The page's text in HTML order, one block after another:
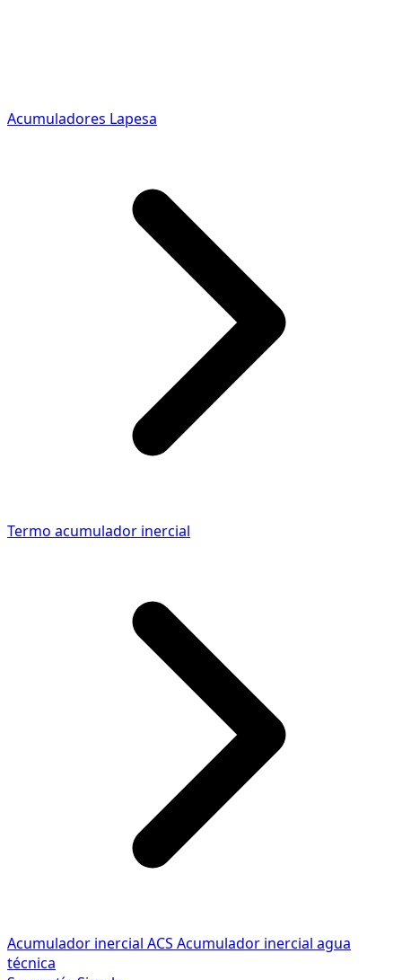
Acumuladores Lapesa
Termo acumulador inercial
Acumulador inercial ACS Acumulador inercial agua
técnica